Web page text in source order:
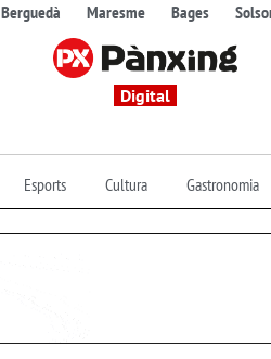
Berguedà Maresme Bages
Digital
Esports Cultura Gastronomia